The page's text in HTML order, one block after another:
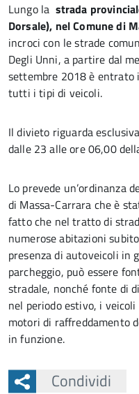
Lungo la strada
Dorsale), nel Comune di
incroci con le strade
Degli Unni, a partire dal
settembre 2018 è entrato
tutti i tipi di veicoli.
Il divieto riguarda
dalle 23 alle ore 06,00
Lo prevede un’ordinanza
di Massa-Carrara che è
fatto che nel tratto di
numerose abitazioni
presenza di autoveicoli in
parcheggio, può essere
stradale, nonché fonte di
nel periodo estivo, i
motori di raffreddamento
in funzione.
Condividi